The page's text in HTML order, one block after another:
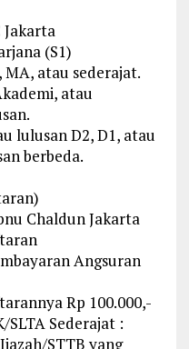
Jakarta
(S1)
MA, atau sederajat.
atau
lulusan D2, D1, atau
berbeda.
Chaldun Jakarta
Angsuran
Rp 100.000,-
Sederajat :
STTB yang